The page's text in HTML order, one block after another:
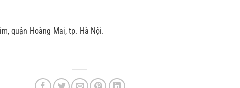
quận Hoàng Mai, tp. Hà Nội.